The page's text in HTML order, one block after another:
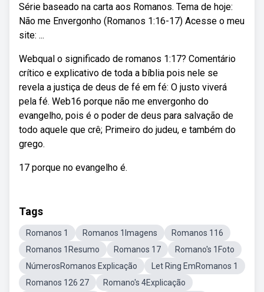
Série baseado na carta aos Romanos. Tema de hoje:
Não me Envergonho (Romanos 1:16-17) Acesse o meu
site: ...
Webqual o significado de romanos 1:17? Comentário
crítico e explicativo de toda a bíblia pois nele se
revela a justiça de deus de fé em fé: O justo viverá
pela fé. Web16 porque não me envergonho do
evangelho, pois é o poder de deus para salvação de
todo aquele que crê; Primeiro do judeu, e também do
grego.
17 porque no evangelho é.
Tags
Romanos 1 Romanos 1Imagens
Romanos 116
Romanos 1Resumo
Romanos 17
Romano's 1Foto
NúmerosRomanos Explicação
Let Ring EmRomanos 1
Romanos 126 27
Romano's 4Explicação